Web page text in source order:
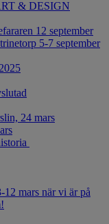
& DESIGN
12 september
5-7 september
24 mars
mars när vi är på